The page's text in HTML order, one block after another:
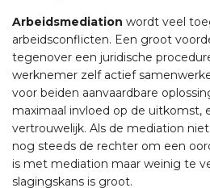
Arbeidsmediation wordt veel
arbeidsconflicten. Een groot
tegenover een juridische
werknemer zelf actief
voor beiden aanvaardbare
maximaal invloed op de uitkomst,
vertrouwelijk. Als de mediation
nog steeds de rechter om een
is met mediation maar weinig te
slagingskans is groot.